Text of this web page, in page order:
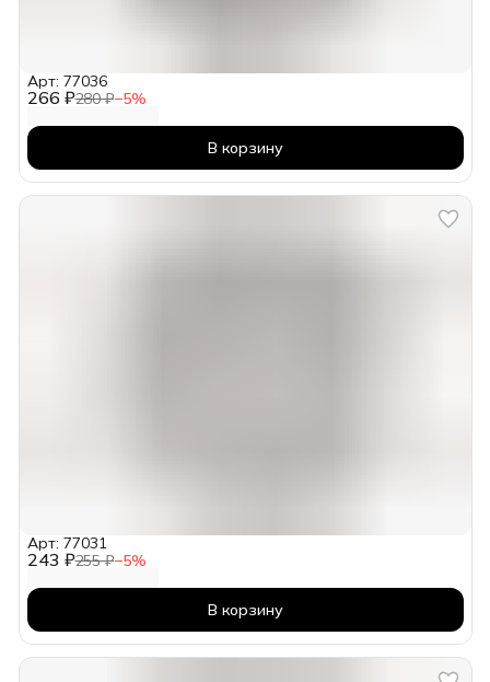
266 ₽280 ₽−5%
Арт: 77036
В корзину
243 ₽255 ₽−5%
Арт: 77031
В корзину